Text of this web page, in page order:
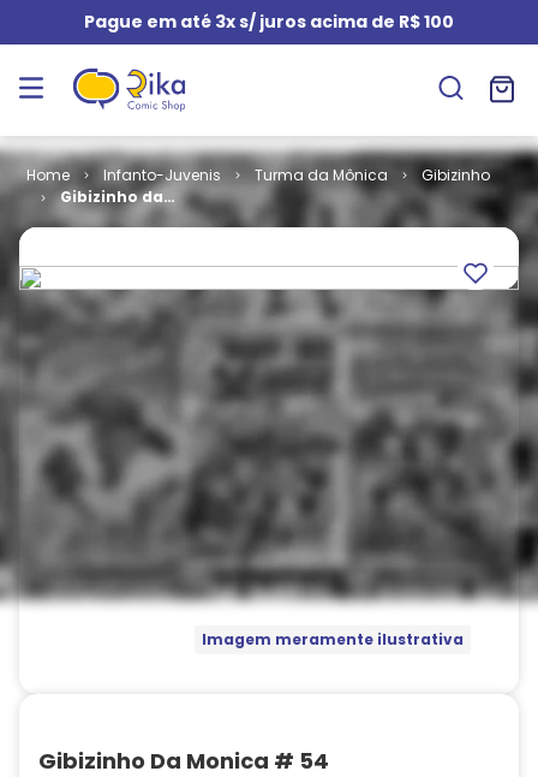
Pague em até 3x s/ juros acima de R$ 100
Infanto-Juvenis Turma da Mônica
Gibizinho
Gibizinho da
Monica # 54
Imagem meramente ilustrativa
Gibizinho Da Monica # 54